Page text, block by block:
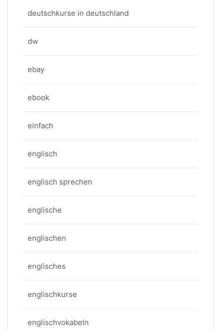
deutschkurse in deutschland
dw
ebay
ebook
einfach
englisch
englisch sprechen
englische
englischen
englisches
englischkurse
englischvokabeln